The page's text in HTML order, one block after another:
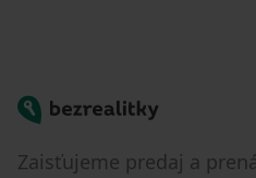
Bezrealitky
Zaisťujeme predaj a